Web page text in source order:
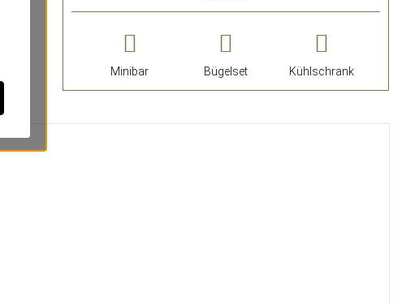
Minibar Bügelset Kühlschrank